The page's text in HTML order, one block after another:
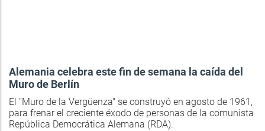
Alemania celebra este fin de semana la caída del
Muro de Berlín
El "Muro de la Vergüenza" se construyó en agosto de 1961,
para frenar el creciente éxodo de personas de la comunista
República Democrática Alemana (RDA).